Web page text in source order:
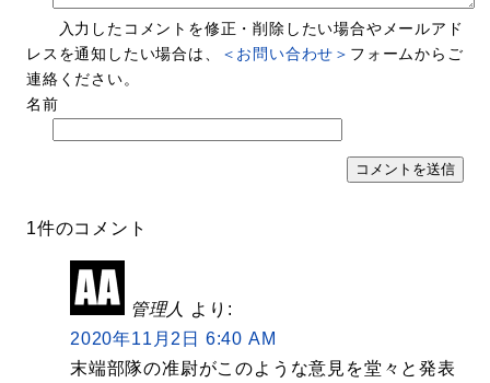
入力したコメントを修正・削除したい場合やメールアド
レスを通知したい場合は、
＜お問い合わせ＞ フォームからご
連絡ください。
名前
1件のコメント
管理人
より:
2020年11月2日 6:40 AM
末端部隊の准尉がこのような意見を堂々と発表